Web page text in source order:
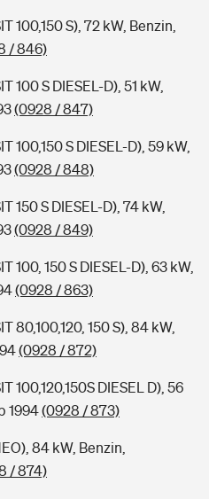
100,150 S), 72 kW, Benzin,
/ 846)
100 S DIESEL-D), 51 kW,
(0928 / 847)
100,150 S DIESEL-D), 59 kW,
(0928 / 848)
150 S DIESEL-D), 74 kW,
(0928 / 849)
100, 150 S DIESEL-D), 63 kW,
(0928 / 863)
80,100,120, 150 S), 84 kW,
(0928 / 872)
100,120,150S DIESEL D), 56
1994(0928 / 873)
84 kW, Benzin,
/ 874)